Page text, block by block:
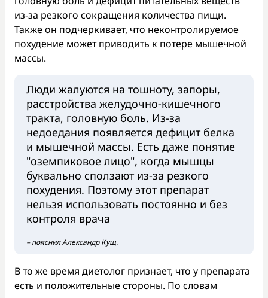
из-за резкого сокращения количества пищи.
Также он подчеркивает, что неконтролируемое
похудение может приводить к потере мышечной
массы.
Люди жалуются на тошноту, запоры,
расстройства желудочно-кишечного
тракта, головную боль. Из-за
недоедания появляется дефицит белка
и мышечной массы. Есть даже понятие
"оземпиковое лицо", когда мышцы
буквально сползают из-за резкого
похудения. Поэтому этот препарат
нельзя использовать постоянно и без
контроля врача
– пояснил Александр Кущ.
В то же время диетолог признает, что у препарата
есть и положительные стороны. По словам